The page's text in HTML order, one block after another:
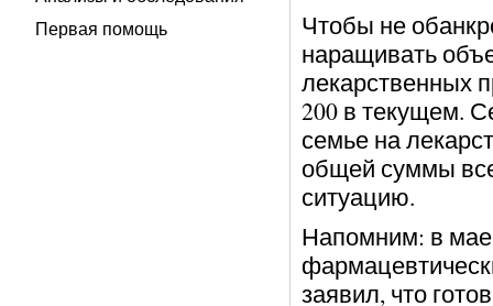
Первая помощь
Чтобы не
наращивать
лекарственных
200 в текущем.
семье на
общей суммы
ситуацию.
Напомним: в мае
заявил, что